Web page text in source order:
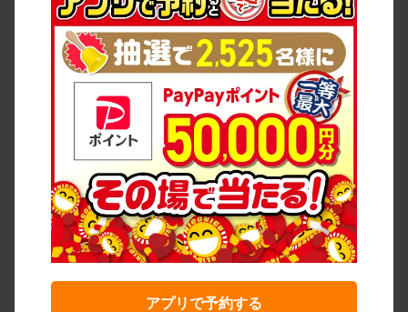
アプリで予約する